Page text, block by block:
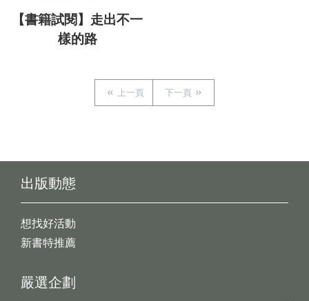
【書籍試閱】走出不一
樣的路
上一頁 下一頁
出版動態
想找好活動
新書特推薦
嚴選企劃